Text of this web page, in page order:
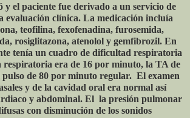
y el paciente fue derivado a un servicio de
evaluación clínica. La medicación incluía
teofilina, fexofenadina, furosemida,
rosiglitazona, atenolol y gemfibrozil. En
tenía un cuadro de dificultad respiratoria
respiratoria era de 16 por minuto, la TA de
pulso de 80 por minuto regular. El examen
y de la cavidad oral era normal así
y abdominal. El la presión pulmonar
con disminución de los sonidos